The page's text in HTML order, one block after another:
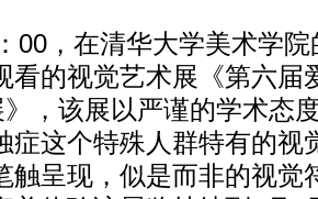
，在清华大学美术学院
看的视觉艺术展《第六届
》，该展以严谨的学术态
症这个特殊人群特有的视
触呈现，似是而非的视觉